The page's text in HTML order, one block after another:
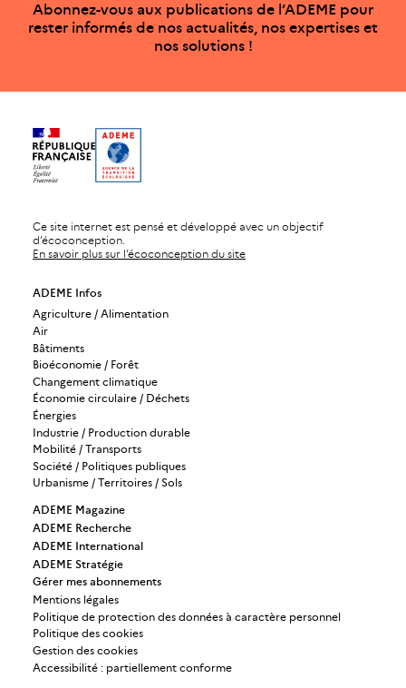
Abonnez-vous aux publications de l’ADEME pour
rester informés de nos actualités, nos expertises et
nos solutions !
Ce site internet est pensé et développé avec un objectif
d’écoconception.
En savoir plus sur l’écoconception du site
ADEME Infos
Agriculture / Alimentation
Air
Bâtiments
Bioéconomie / Forêt
Changement climatique
Économie circulaire / Déchets
Énergies
Industrie / Production durable
Mobilité / Transports
Société / Politiques publiques
Urbanisme / Territoires / Sols
ADEME Magazine
ADEME Recherche
ADEME International
ADEME Stratégie
Gérer mes abonnements
Mentions légales
Politique de protection des données à caractère personnel
Politique des cookies
Gestion des cookies
Accessibilité : partiellement conforme